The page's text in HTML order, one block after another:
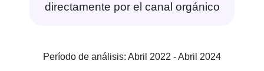
directamente por el canal orgánico
Período de análisis: Abril 2022 - Abril 2024